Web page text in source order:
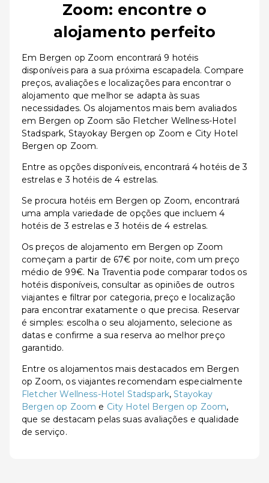
Zoom: encontre o
alojamento perfeito
Em Bergen op Zoom encontrará 9 hotéis
disponíveis para a sua próxima escapadela. Compare
preços, avaliações e localizações para encontrar o
alojamento que melhor se adapta às suas
necessidades. Os alojamentos mais bem avaliados
em Bergen op Zoom são Fletcher Wellness-Hotel
Stadspark, Stayokay Bergen op Zoom e City Hotel
Bergen op Zoom.
Entre as opções disponíveis, encontrará 4 hotéis de 3
estrelas e 3 hotéis de 4 estrelas.
Se procura hotéis em Bergen op Zoom, encontrará
uma ampla variedade de opções que incluem 4
hotéis de 3 estrelas e 3 hotéis de 4 estrelas.
Os preços de alojamento em Bergen op Zoom
começam a partir de 67€ por noite, com um preço
médio de 99€. Na Traventia pode comparar todos os
hotéis disponíveis, consultar as opiniões de outros
viajantes e filtrar por categoria, preço e localização
para encontrar exatamente o que precisa. Reservar
é simples: escolha o seu alojamento, selecione as
datas e confirme a sua reserva ao melhor preço
garantido.
Entre os alojamentos mais destacados em Bergen
op Zoom, os viajantes recomendam especialmente
Fletcher Wellness-Hotel Stadspark,Stayokay
Bergen op Zoom e City Hotel Bergen op Zoom,
que se destacam pelas suas avaliações e qualidade
de serviço.